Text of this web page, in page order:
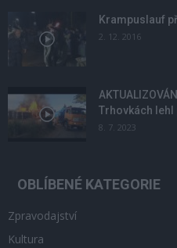
Krampuslauf
2. 12. 2016
Trhovkách lehl
8. 7. 2023
OBLÍBENÉ KATEGORIE
Zpravodajství
Kultura